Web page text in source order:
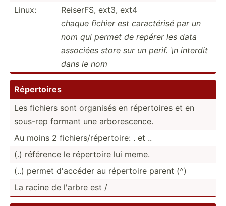
Linux:
ReiserFS, ext3, ext4
chaque fichier est caract­érisé par un
nom qui permet de repérer les data
associées store sur un perif. \n interdit
dans le nom
Répert­oires
Les fichiers sont organisés en répert­oires et en
sous-rep formant une arbore­scence.
Au moins 2 fichie­rs/­rép­ert­oire: . et ..
(.) référence le répertoire lui meme.
(..) permet d'accéder au répertoire parent (^)
La racine de l'arbre est /